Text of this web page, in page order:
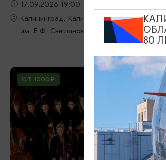
17.09.2026 19:00
Калининград, Калининградская
им. Е.Ф. Светланова
ОТ 1000₽
80